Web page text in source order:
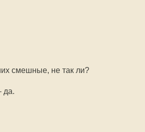
смешные, не так ли?
да.